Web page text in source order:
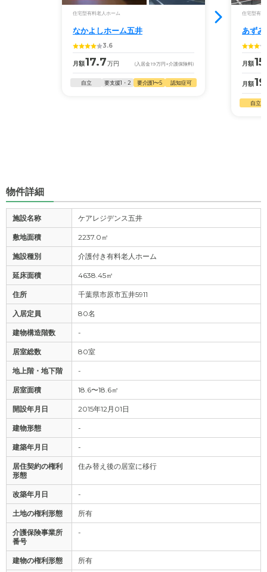
住宅型有料老人ホーム
なかよしホーム五井
3.6
月額17.7万円 (入居金19万円 +介護保険料)
自立 要支援1・2 要介護1〜5 認知症可
住宅型有料
あず
月額
月額
自立
物件詳細
施設名称 ケアレジデンス五井
敷地面積 2237.0㎡
施設種別 介護付き有料老人ホーム
延床面積 4638.45㎡
住所 千葉県市原市五井5911
入居定員 80名
建物構造階数 -
居室総数 80室
地上階・地下階 -
居室面積 18.6〜18.6㎡
開設年月日 2015年12月01日
建物形態 -
建築年月日 -
居住契約の権利
形態
住み替え後の居室に移行
改築年月日 -
土地の権利形態 所有
介護保険事業所
番号
-
建物の権利形態 所有